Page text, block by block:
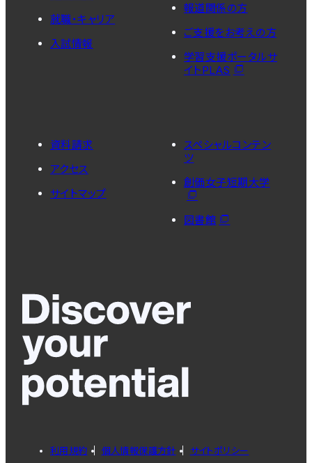
就職・キャリア
入試情報
報道関係の方
ご支援をお考えの方
学習支援ポータルサ
イトPLAS
資料請求
アクセス
サイトマップ
スペシャルコンテン
ツ
創価女子短期大学
図書館
利用規約 個人情報保護方針 サイトポリシー